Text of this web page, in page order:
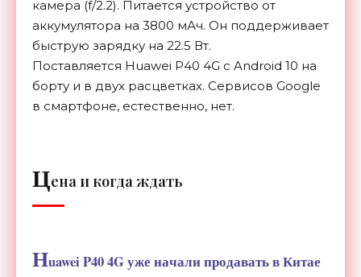
камера (f/2.2). Питается устройство от
аккумулятора на 3800 мАч. Он поддерживает
быструю зарядку на 22.5 Вт.
Поставляется Huawei P40 4G с Android 10 на
борту и в двух расцветках. Сервисов Google
в смартфоне, естественно, нет.
Цена и когда ждать
Huawei P40 4G уже начали продавать в Китае